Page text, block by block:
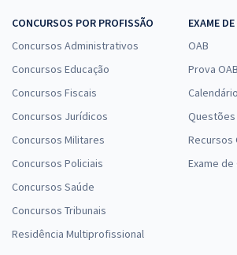
CONCURSOS POR PROFISSÃO
Concursos Administrativos
Concursos Educação
Concursos Fiscais
Concursos Jurídicos
Concursos Militares
Concursos Policiais
Concursos Saúde
Concursos Tribunais
Residência Multiprofissional
EXAME
OAB
Prova OAB
Questões
Recursos
Exame